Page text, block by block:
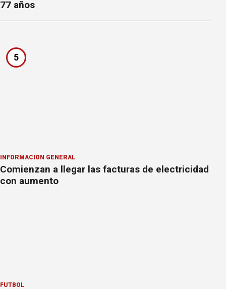
77 años
5
INFORMACION GENERAL
Comienzan a llegar las facturas de electricidad
con aumento
FÚTBOL